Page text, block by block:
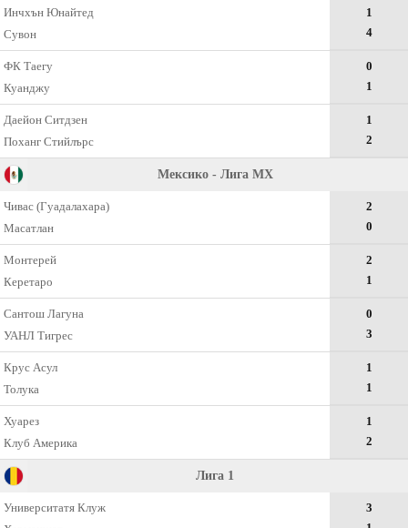
Инчхън Юнайтед
Сувон
1
4
ФК Таегу
Куанджу
0
1
Даейон Ситдзен
Поханг Стийлърс
1
2
Мексико - Лига МХ
Чивас (Гуадалахара)
Масатлан
2
0
Монтерей
Керетаро
2
1
Сантош Лагуна
УАНЛ Тигрес
0
3
Крус Асул
Толука
1
1
Хуарез
Клуб Америка
1
2
Лига 1
Университатя Клуж
3